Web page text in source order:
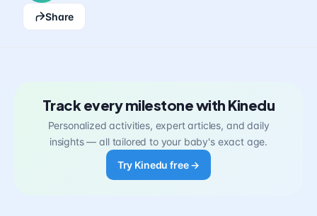
Share
Track every milestone with Kinedu
Personalized activities, expert articles, and daily
insights — all tailored to your baby's exact age.
Try Kinedu free →